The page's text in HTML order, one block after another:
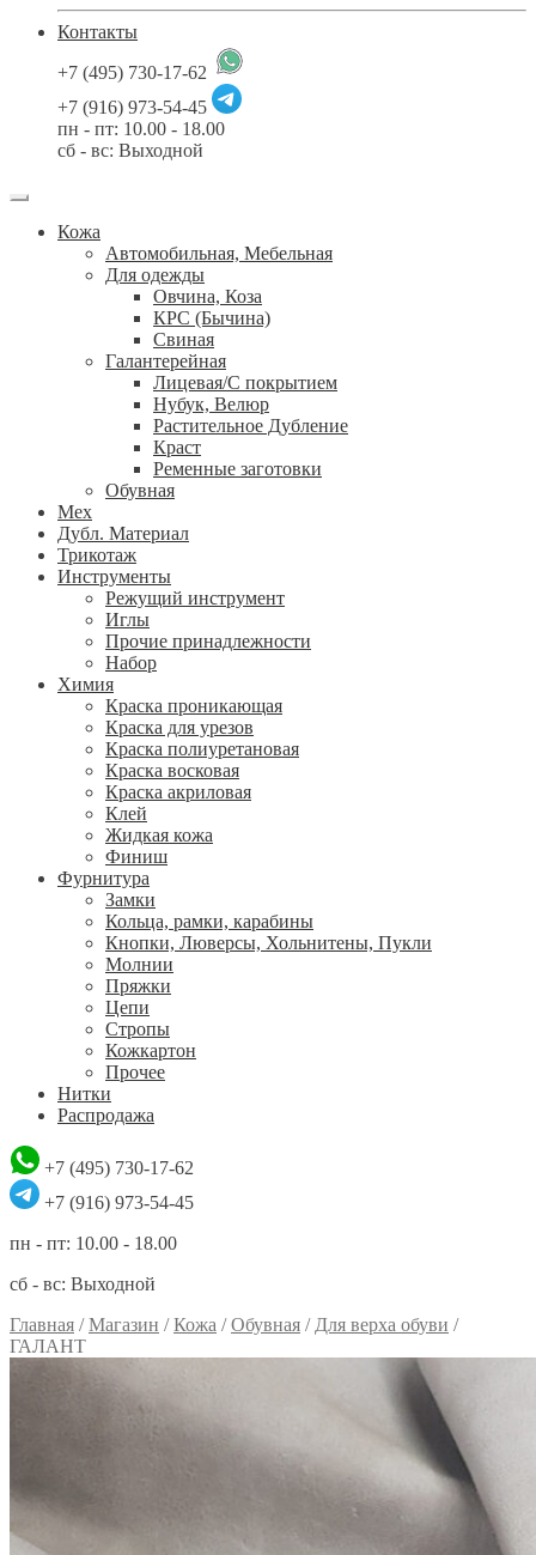
Контакты
+7 (495) 730-17-62
+7 (916) 973-54-45
пн - пт: 10.00 - 18.00
сб - вс: Выходной
Кожа
Автомобильная, Мебельная
Для одежды
Овчина, Коза
КРС (Бычина)
Свиная
Галантерейная
Лицевая/С покрытием
Нубук, Велюр
Растительное Дубление
Краст
Ременные заготовки
Обувная
Мех
Дубл. Материал
Трикотаж
Инструменты
Режущий инструмент
Иглы
Прочие принадлежности
Набор
Химия
Краска проникающая
Краска для урезов
Краска полиуретановая
Краска восковая
Краска акриловая
Клей
Жидкая кожа
Финиш
Фурнитура
Замки
Кольца, рамки, карабины
Кнопки, Люверсы, Хольнитены, Пукли
Молнии
Пряжки
Цепи
Стропы
Кожкартон
Прочее
Нитки
Распродажа
+7 (495) 730-17-62
+7 (916) 973-54-45
пн - пт: 10.00 - 18.00
сб - вс: Выходной
Главная /Магазин /Кожа /Обувная / Для верха обуви /
ГАЛАНТ